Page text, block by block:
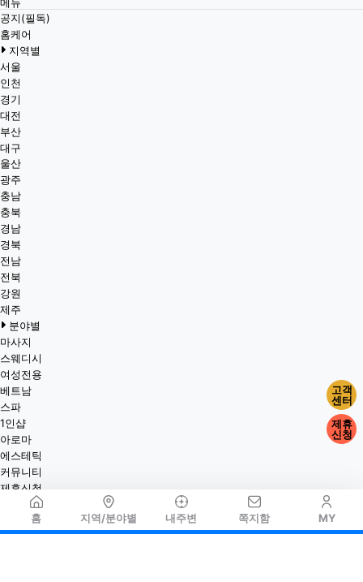
홈 지역/분야별 내주변 쪽지함 MY
메뉴
공지(필독)
홈케어
지역별
서울
인천
경기
대전
부산
대구
울산
광주
충남
충북
경남
경북
전남
전북
강원
제주
분야별
마사지
스웨디시
여성전용
베트남
스파
1인샵
아로마
에스테틱
커뮤니티
제휴신청
고객
센터
제휴
신청